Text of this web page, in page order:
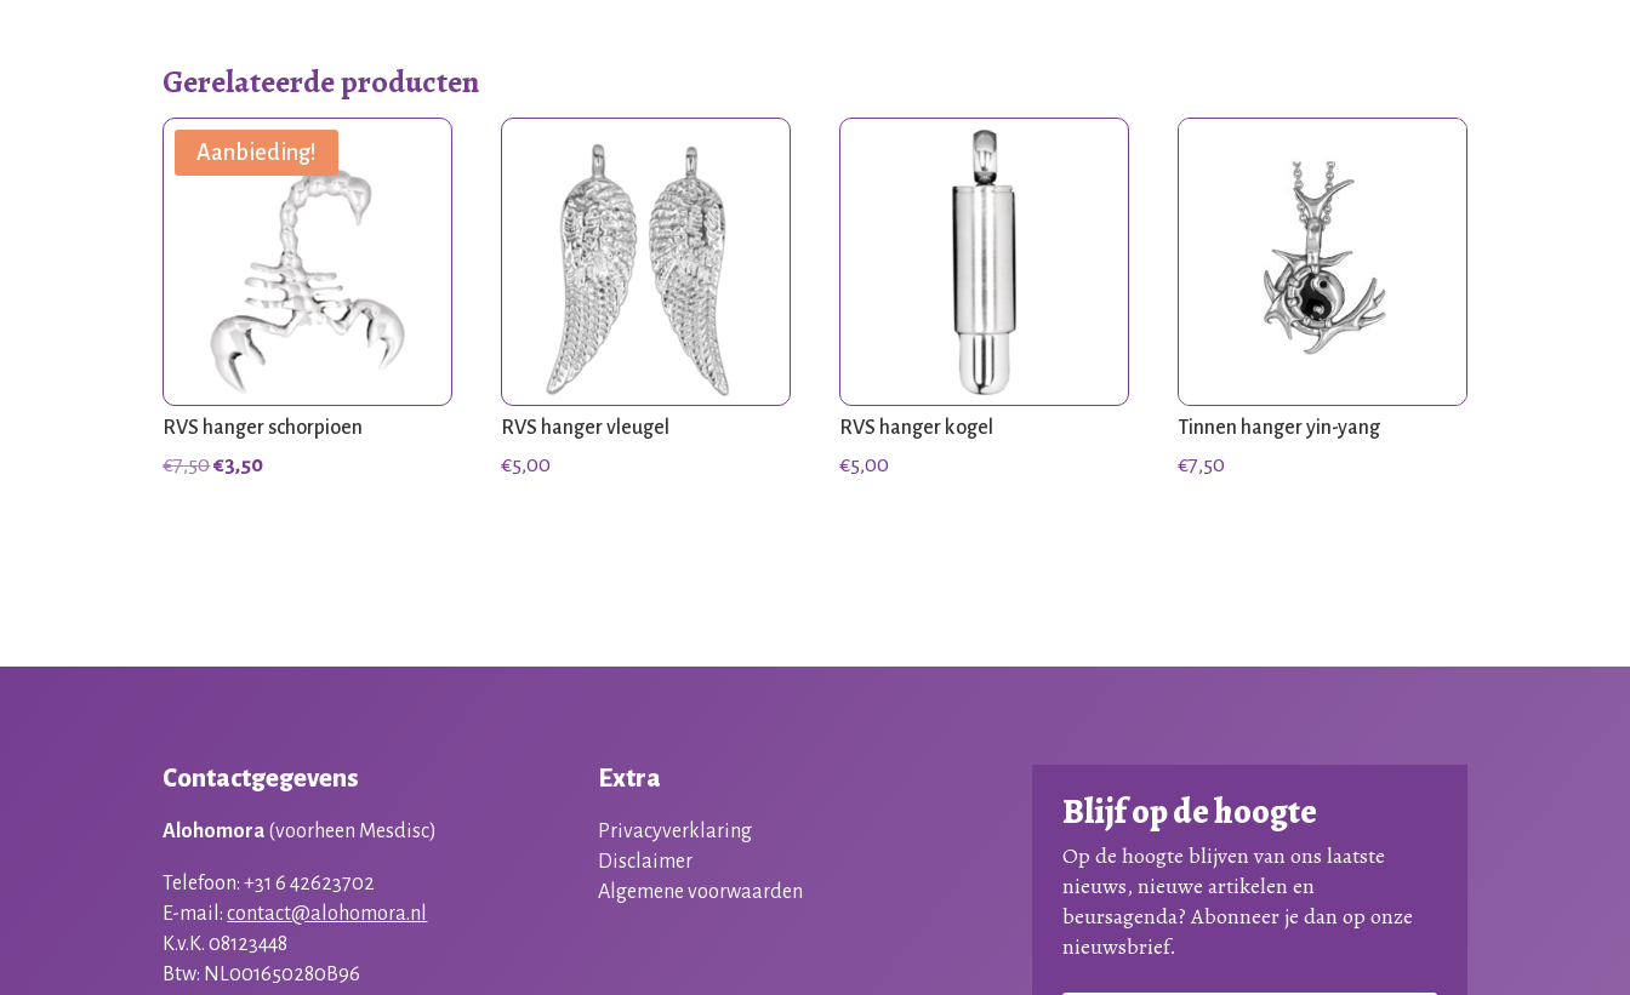
Gerelateerde producten
Aanbieding!
RVS hanger schorpioen
€7,50Oorspronkelijke
€3,50Huidige
RVS hanger vleugel
€5,00
RVS hanger kogel
€5,00
Tinnen hanger yin-yang
€7,50
Contactgegevens
Alohomora (voorheen Mesdisc)
Telefoon: +31 6 42623702
E-mail:contact@alohomora.nl
K.v.K. 08123448
Btw: NL001650280B96
Extra
Privacyverklaring
Disclaimer
Algemene voorwaarden
Blijf op de hoogte
Op de hoogte blijven van ons laatste
nieuws, nieuwe artikelen en
beursagenda? Abonneer je dan op onze
nieuwsbrief.